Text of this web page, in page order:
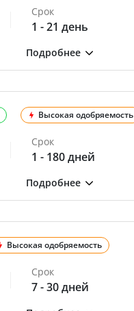
Срок
1 - 21 день
Высокая одобряемость
Срок
1 - 180 дней
Высокая одобряемость
Срок
7 - 30 дней